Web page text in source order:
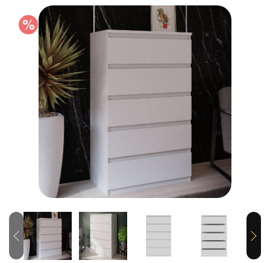
Previous Next